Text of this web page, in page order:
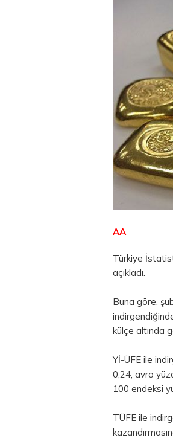
AA
Türkiye
açıkladı.
Buna göre,
külçe altında
Yİ-ÜFE ile
0,24, avro
100 endeksi
TÜFE ile